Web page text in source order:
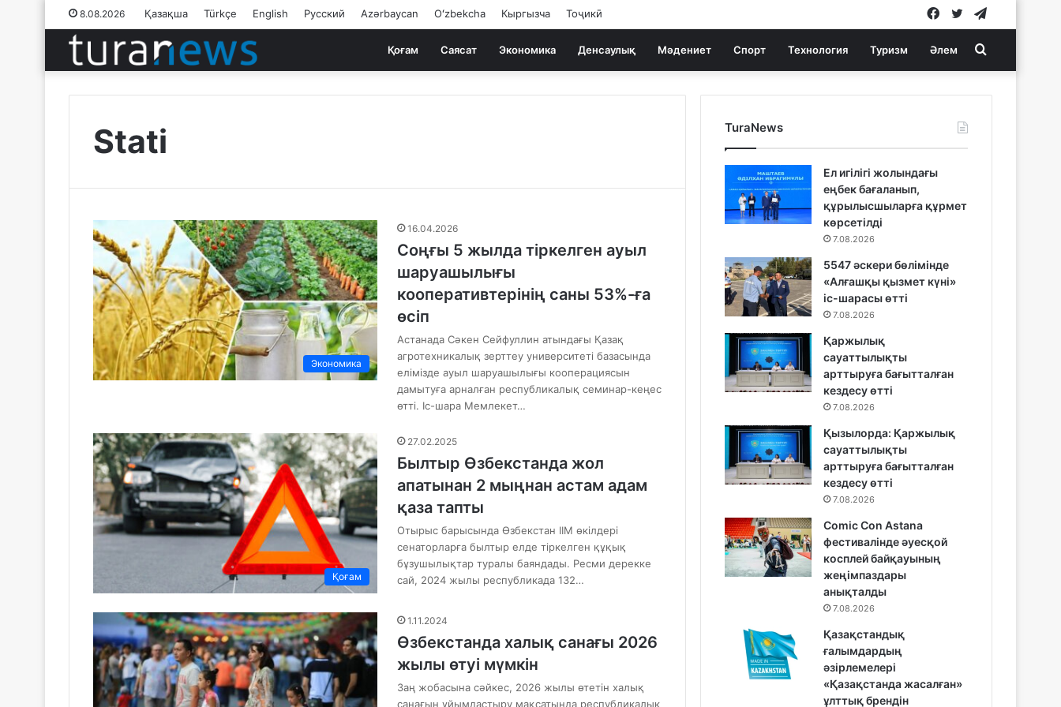
8.08.2026 Қазақша Türkçe English Русский Azərbaycan Oʻzbekcha Кыргызча Тоҷикӣ Twitter
Facebook
Қоғам Саясат Экономика Денсаулық Мәдениет Спорт Технология Туризм Әлем Search
for
Stati
Экономика
16.04.2026
Соңғы 5 жылда тіркелген ауыл
шаруашылығы
кооперативтерінің саны 53%-ға
өсіп
Астанада Сәкен Сейфуллин атындағы Қазақ
агротехникалық зерттеу университеті базасында
елімізде ауыл шаруашылығы кооперациясын
дамытуға арналған республикалық семинар-кеңес
өтті. Іс-шара Мемлекет…
Қоғам
27.02.2025
Былтыр Өзбекстанда жол
апатынан 2 мыңнан астам адам
қаза тапты
Отырыс барысында Өзбекстан ІІМ өкілдері
сенаторларға былтыр елде тіркелген құқық
бұзушылықтар туралы баяндады. Ресми дерекке
сай, 2024 жылы республикада 132…
1.11.2024
Өзбекстанда халық санағы 2026
жылы өтуі мүмкін
Заң жобасына сәйкес, 2026 жылы өтетін халық
санағын ұйымдастыру мақсатында республикалық
TuraNews
Ел игілігі жолындағы
еңбек бағаланып,
құрылысшыларға құрмет
көрсетілді
7.08.2026
5547 әскери бөлімінде
«Алғашқы қызмет күні»
іс-шарасы өтті
7.08.2026
Қаржылық
сауаттылықты
арттыруға бағытталған
кездесу өтті
7.08.2026
Қызылорда: Қаржылық
сауаттылықты
арттыруға бағытталған
кездесу өтті
7.08.2026
Comic Con Astana
фестивалінде әуесқой
косплей байқауының
жеңімпаздары
анықталды
7.08.2026
Қазақстандық
ғалымдардың
әзірлемелері
«Қазақстанда жасалған»
ұлттық брендін